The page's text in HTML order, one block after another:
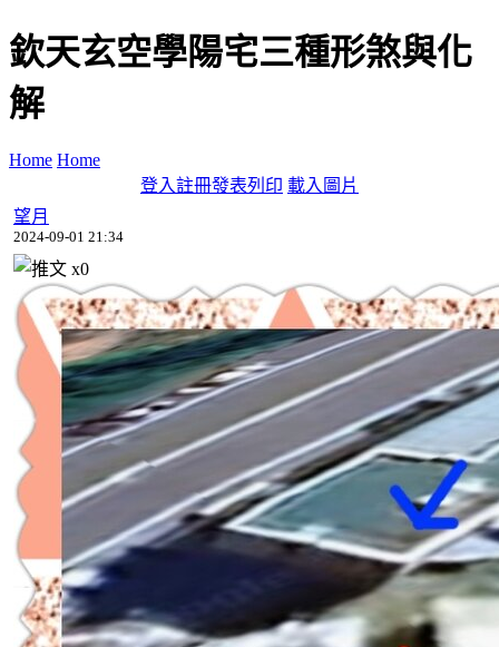
欽天玄空學陽宅三種形煞與化
解
Home Home
登入註冊發表列印 載入圖片
望月
2024-09-01 21:34
x0